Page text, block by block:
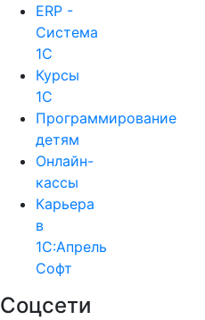
ERP -
Система
1С
Курсы
1С
Программирование
детям
Онлайн-
кассы
Карьера
в
1С:Апрель
Софт
Соцсети